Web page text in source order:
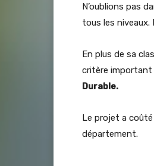
N’oublions pas
tous les
En plus de sa
critère important
Durable.
Le projet a coûté
département.